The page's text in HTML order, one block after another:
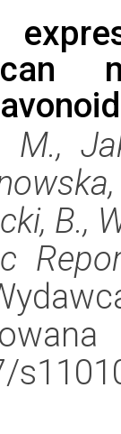
M.,
B.,